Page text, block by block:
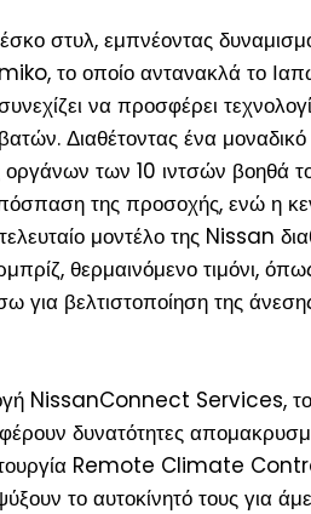
στυλ, εμπνέοντας
το οποίο αντανακλά το
να προσφέρει
Διαθέτοντας ένα
των 10 ιντσών βοηθά
της προσοχής, ενώ η
μοντέλο της Nissan
θερμαινόμενο τιμόνι,
βελτιστοποίηση της
NissanConnect Services,
δυνατότητες
Remote Climate
το αυτοκίνητό τους για